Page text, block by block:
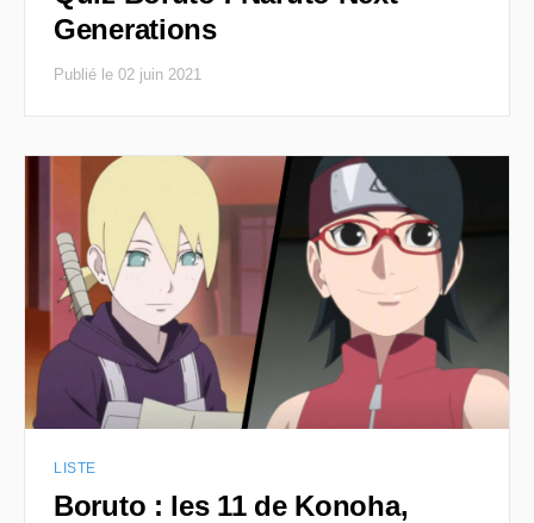
Generations
Publié le 02 juin 2021
LISTE
Boruto : les 11 de Konoha,